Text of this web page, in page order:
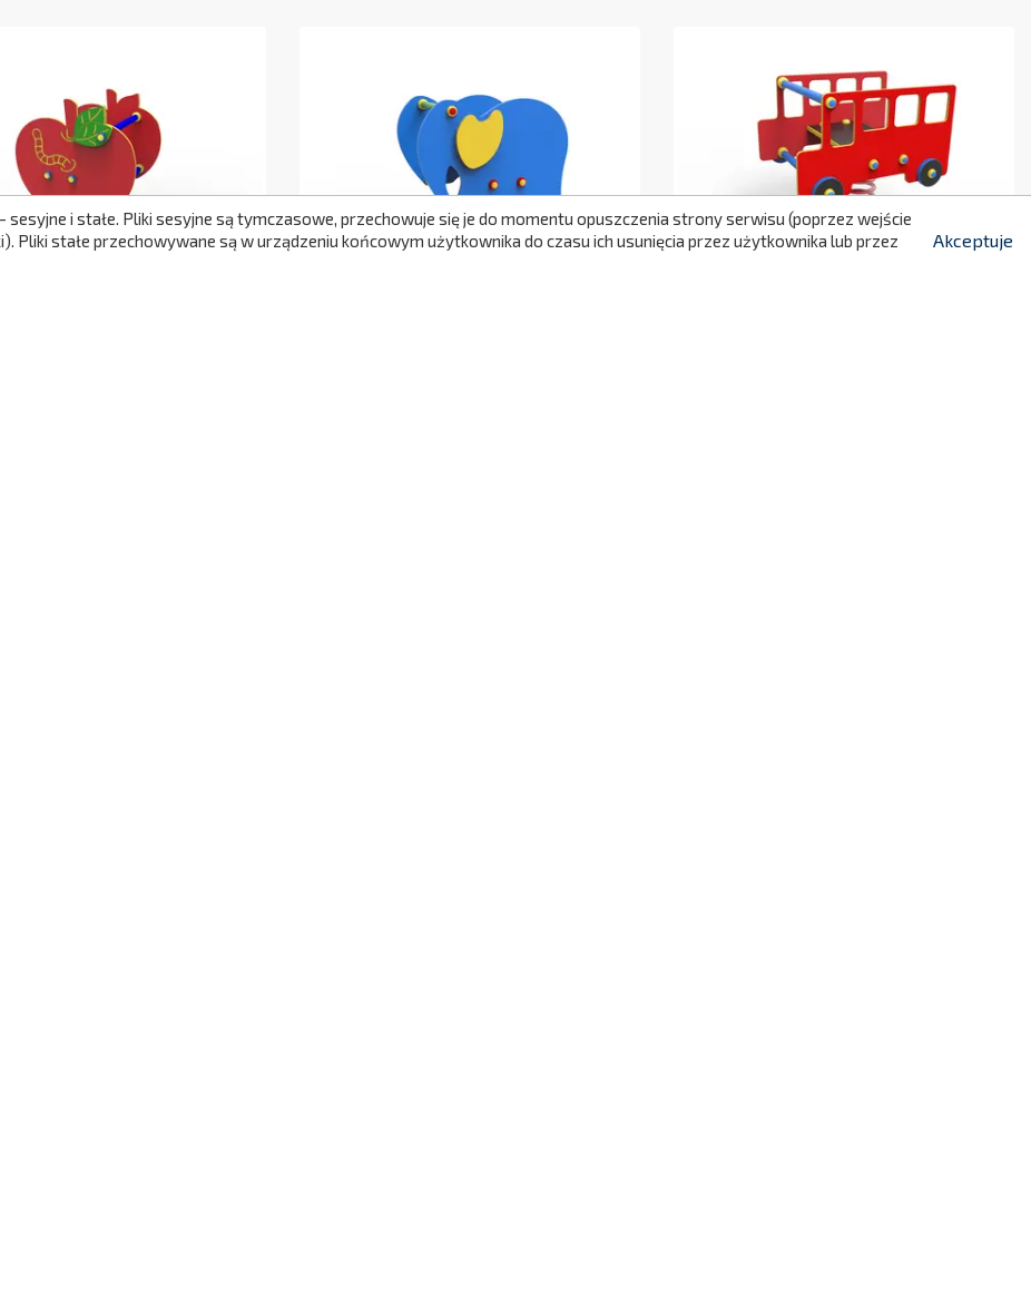
i stałe. Pliki sesyjne są tymczasowe, przechowuje się je do momentu opuszczenia strony serwisu (poprzez wejście
Pliki stałe przechowywane są w urządzeniu końcowym użytkownika do czasu ich usunięcia przez użytkownika lub przez
Akceptuje